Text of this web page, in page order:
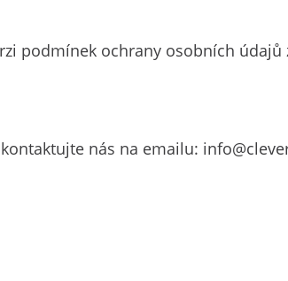
podmínek ochrany osobních
nás na emailu: